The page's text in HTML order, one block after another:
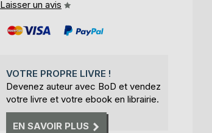
Laisser un avis
VOTRE PROPRE LIVRE !
Devenez auteur avec BoD et vendez
votre livre et votre ebook en librairie.
EN SAVOIR PLUS